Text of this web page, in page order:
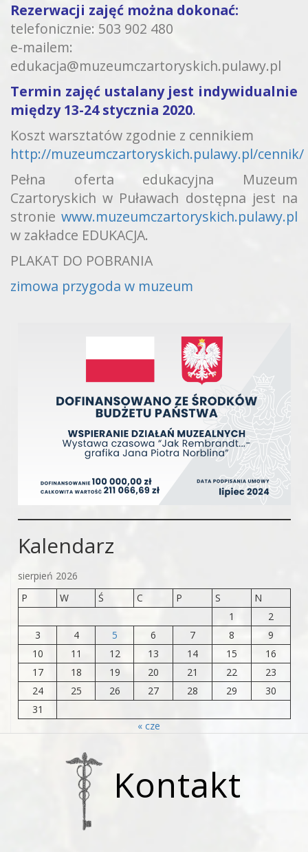
Rezerwacji zajęć można dokonać:
telefonicznie: 503 902 480
e-mailem:
edukacja@muzeumczartoryskich.pulawy.pl
Termin zajęć ustalany jest indywidualnie
między 13-24 stycznia 2020.
Koszt warsztatów zgodnie z cennikiem
http://muzeumczartoryskich.pulawy.pl/cennik/
Pełna oferta edukacyjna Muzeum
Czartoryskich w Puławach dostępna jest na
stronie www.muzeumczartoryskich.pulawy.pl
w zakładce EDUKACJA.
PLAKAT DO POBRANIA
zimowa przygoda w muzeum
Kalendarz
sierpień 2026
P
W Ś C P S
N
1
2
3
4 5 6 7 8
9
10
11 12 13 14 15
16
17
18 19 20 21 22
23
24
25 26 27 28 29
30
31
« cze
Kontakt